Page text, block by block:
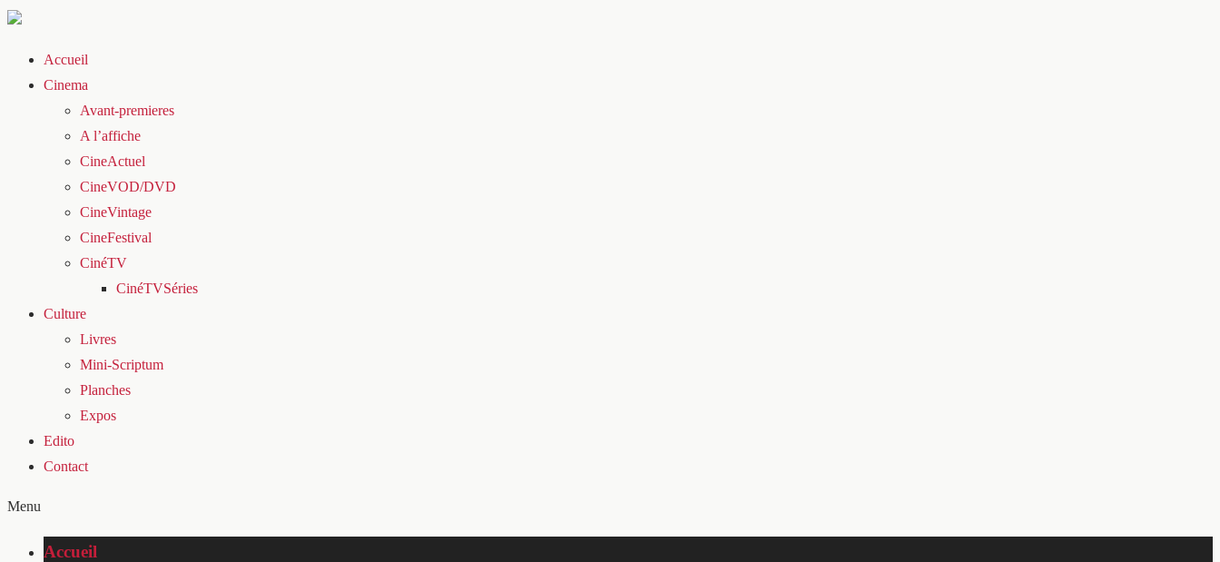
Accueil
Cinema
Avant-premieres
A l’affiche
CineActuel
CineVOD/DVD
CineVintage
CineFestival
CinéTV
CinéTVSéries
Culture
Livres
Mini-Scriptum
Planches
Expos
Edito
Contact
Menu
Accueil